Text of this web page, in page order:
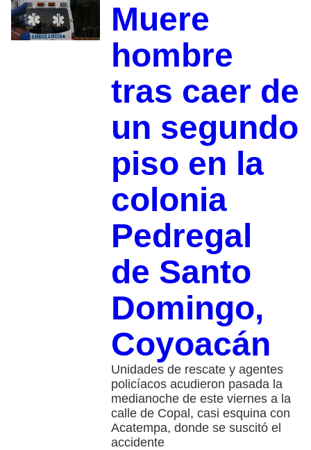
Muere
hombre
tras caer de
un segundo
piso en la
colonia
Pedregal
de Santo
Domingo,
Coyoacán
Unidades de rescate y agentes
policíacos acudieron pasada la
medianoche de este viernes a la
calle de Copal, casi esquina con
Acatempa, donde se suscitó el
accidente